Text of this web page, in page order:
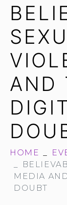
AND
HOME
MEDIA
DOUBT